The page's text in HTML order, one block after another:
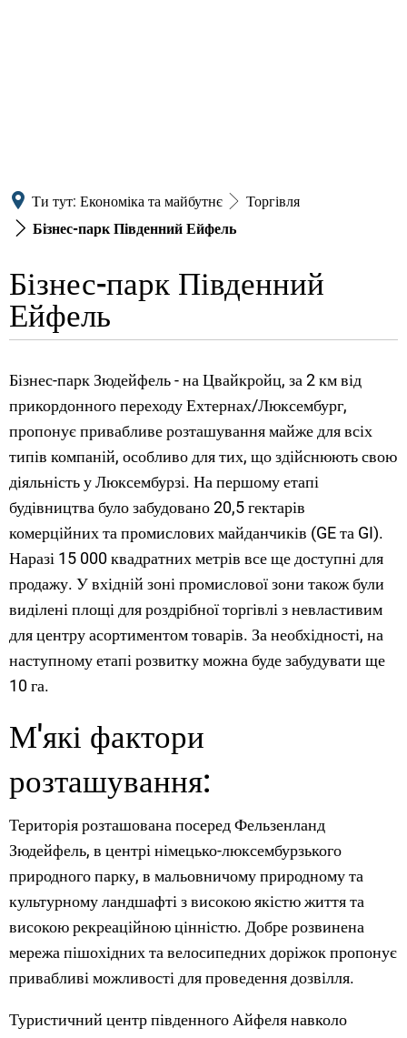
Ти тут: Економіка та майбутнє
Торгівля
Бізнес-парк Південний Ейфель
Бізнес-
парк
Південний
Ейфель
Бізнес-парк Південний
Ейфель
Бізнес-парк Зюдейфель - на Цвайкройц, за 2 км від
прикордонного переходу Ехтернах/Люксембург,
пропонує привабливе розташування майже для всіх
типів компаній, особливо для тих, що здійснюють свою
діяльність у Люксембурзі. На першому етапі
будівництва було забудовано 20,5 гектарів
комерційних та промислових майданчиків (GE та GI).
Наразі 15 000 квадратних метрів все ще доступні для
продажу. У вхідній зоні промислової зони також були
виділені площі для роздрібної торгівлі з невластивим
для центру асортиментом товарів. За необхідності, на
наступному етапі розвитку можна буде забудувати ще
10 га.
М'які фактори
розташування:
Територія розташована посеред Фельзенланд
Зюдейфель, в центрі німецько-люксембурзького
природного парку, в мальовничому природному та
культурному ландшафті з високою якістю життя та
високою рекреаційною цінністю. Добре розвинена
мережа пішохідних та велосипедних доріжок пропонує
привабливі можливості для проведення дозвілля.
Туристичний центр південного Айфеля навколо